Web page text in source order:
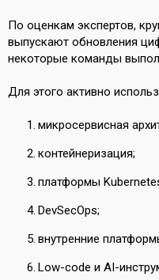
По оценкам экспертов,
выпускают обновления
некоторые команды
Для этого активно
микросервисная
контейнеризация;
платформы
DevSecOps;
внутренние
Low-code и AI-